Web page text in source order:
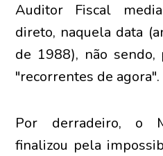
Auditor Fiscal
direto, naquela data
de 1988), não sendo,
"recorrentes de agora".
Por derradeiro, o
finalizou pela